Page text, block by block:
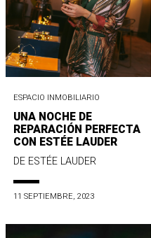
ESPACIO INMOBILIARIO
UNA NOCHE DE
REPARACIÓN PERFECTA
CON ESTÉE LAUDER
DE ESTÉE LAUDER
11 SEPTIEMBRE, 2023